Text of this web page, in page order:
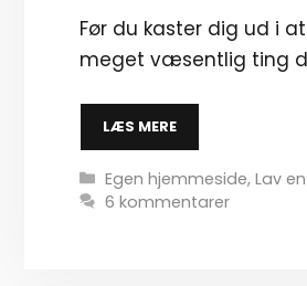
Før du kaster dig ud i
meget væsentlig ting
LÆS MERE
Kategorier
Egen hjemmeside,Lav
6 kommentarer